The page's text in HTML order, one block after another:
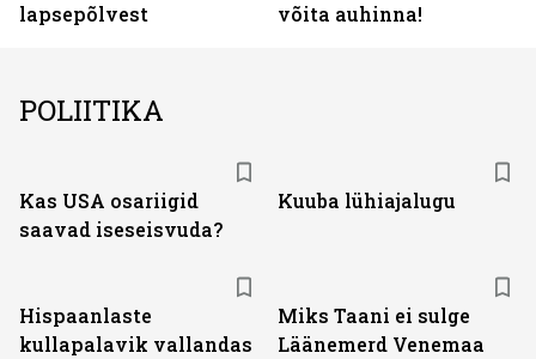
lapsepõlvest
võita auhinna!
POLIITIKA
Kas USA osariigid
saavad iseseisvuda?
Kuuba lühiajalugu
Hispaanlaste
kullapalavik vallandas
Miks Taani ei sulge
Läänemerd Venemaa